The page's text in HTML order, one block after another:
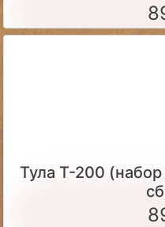
Тула Т-200